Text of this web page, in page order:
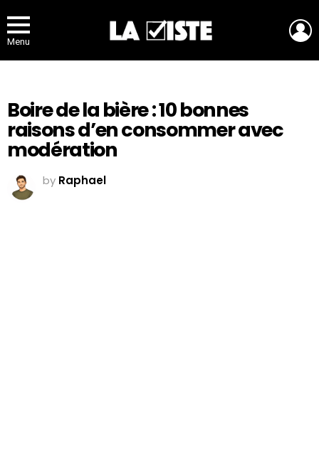
Menu
Boire de la bière : 10 bonnes
raisons d’en consommer avec
modération
by Raphael